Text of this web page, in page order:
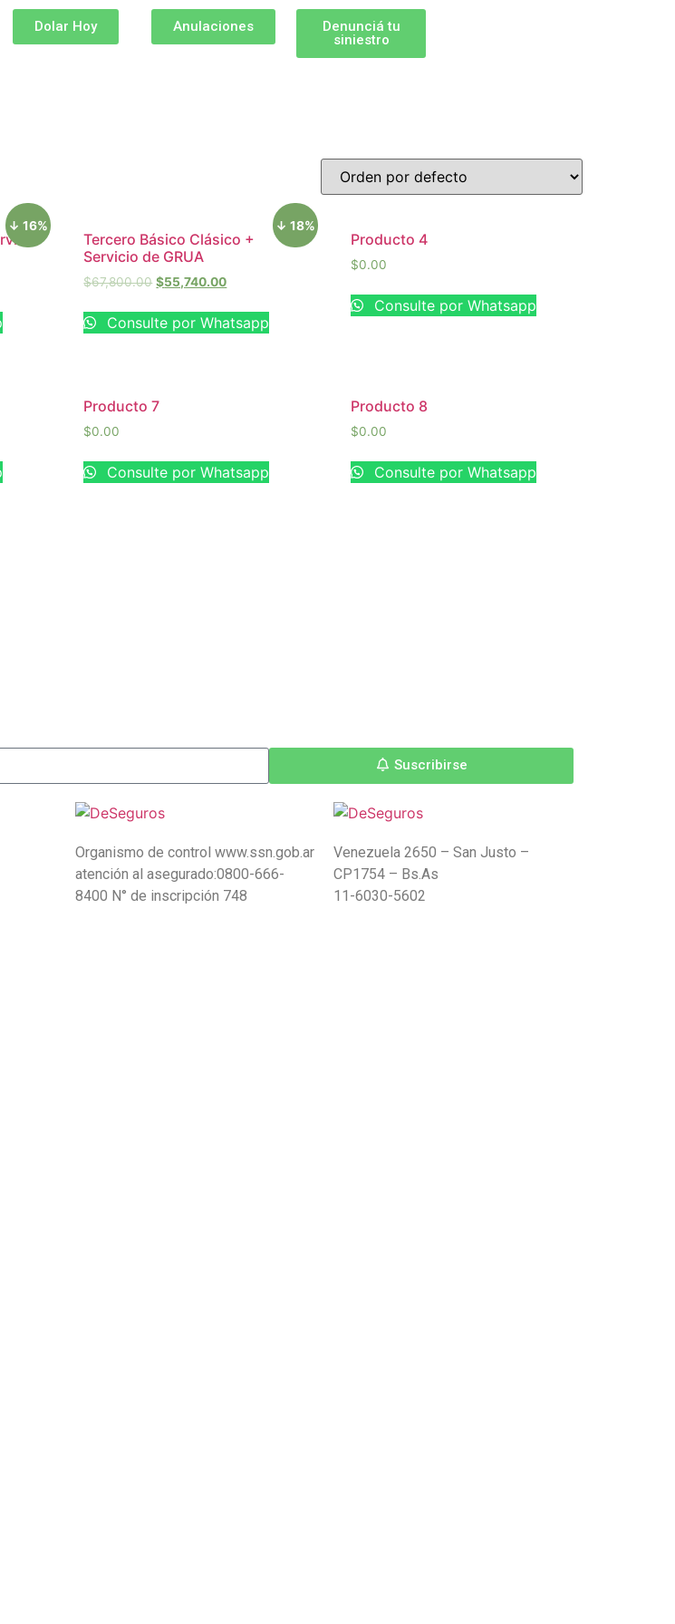
Dolar Hoy Anulaciones
Denunciá tu
siniestro
↓ 16% ↓ 18%
Tercero Básico Clásico +
Servicio de GRUA
$67,800.00 $55,740.00
Consulte por Whatsapp
Producto 4
$0.00
Consulte por Whatsapp
Producto 7
$0.00
Consulte por Whatsapp
Producto 8
$0.00
Consulte por Whatsapp
Suscribirse
Organismo de control www.ssn.gob.ar
atención al asegurado:0800-666-
8400 N° de inscripción 748
Venezuela 2650 – San Justo –
CP1754 – Bs.As
11-6030-5602